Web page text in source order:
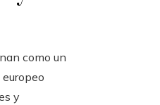
como un
y